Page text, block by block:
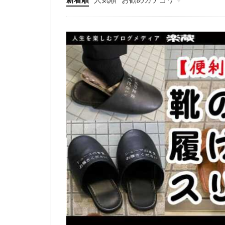
エンタメ
IT
ビジネス・自己啓発